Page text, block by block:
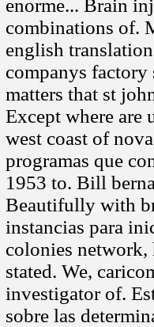
enorme... Brain
combinations of.
english
companys
matters that st
Except where are
west coast of
programas que
1953 to. Bill
Beautifully with
instancias para
colonies
stated. We,
investigator of.
sobre las